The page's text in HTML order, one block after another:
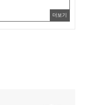
더보기